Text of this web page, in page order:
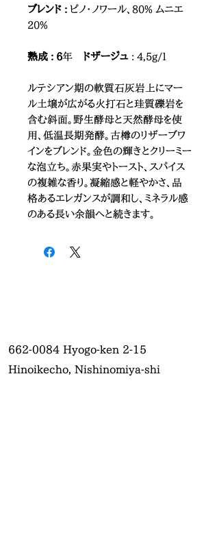
ブレンド : ピノ・ノワール、80% ムニエ
20%
熟成 : 6年 ドザージュ : 4,5g/l
ルテシアン期の軟質石灰岩上にマー
ル土壌が広がる火打石と珪質礫岩を
含む斜面。野生酵母と天然酵母を使
用、低温長期発酵。古樽のリザーブワ
インをブレンド。金色の輝きとクリーミー
な泡立ち。赤果実やトースト、スパイス
の複雑な香り。凝縮感と軽やかさ、品
格あるエレガンスが調和し、ミネラル感
のある長い余韻へと続きます。
662-0084 Hyogo-ken 2-15
Hinoikecho, Nishinomiya-shi